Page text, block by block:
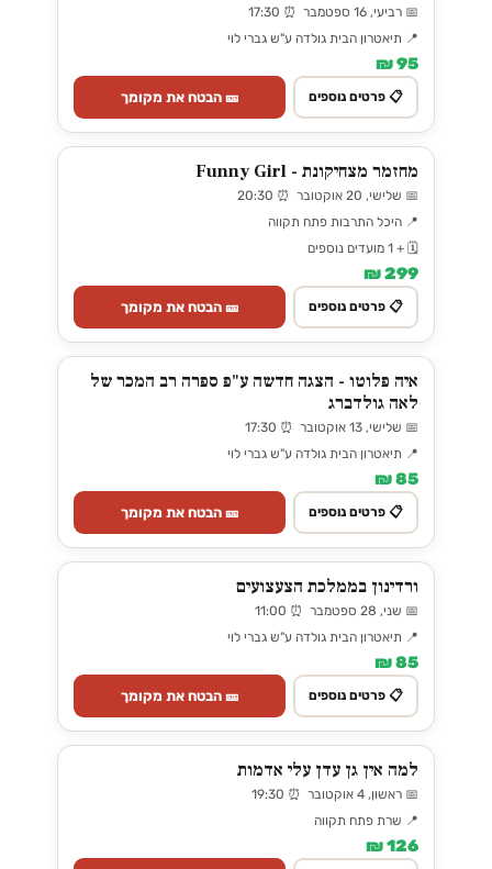
📅 רביעי, 16 ספטמבר ⏰ 17:30
📍 תיאטרון הבית גולדה ע"ש גברי לוי
95 ₪
📋 פרטים נוספים 🎫 הבטח את מקומך
מחזמר מצחיקונת - Funny Girl
📅 שלישי, 20 אוקטובר ⏰ 20:30
📍 היכל התרבות פתח תקווה
🗓️ + 1 מועדים נוספים
299 ₪
📋 פרטים נוספים 🎫 הבטח את מקומך
איה פלוטו - הצגה חדשה ע"פ ספרה רב המכר של
לאה גולדברג
📅 שלישי, 13 אוקטובר ⏰ 17:30
📍 תיאטרון הבית גולדה ע"ש גברי לוי
85 ₪
📋 פרטים נוספים 🎫 הבטח את מקומך
ורדינון בממלכת הצעצועים
📅 שני, 28 ספטמבר ⏰ 11:00
📍 תיאטרון הבית גולדה ע"ש גברי לוי
85 ₪
📋 פרטים נוספים 🎫 הבטח את מקומך
למה אין גן עדן עלי אדמות
📅 ראשון, 4 אוקטובר ⏰ 19:30
📍 שרת פתח תקווה
126 ₪